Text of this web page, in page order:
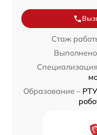
Стаж
Образование –